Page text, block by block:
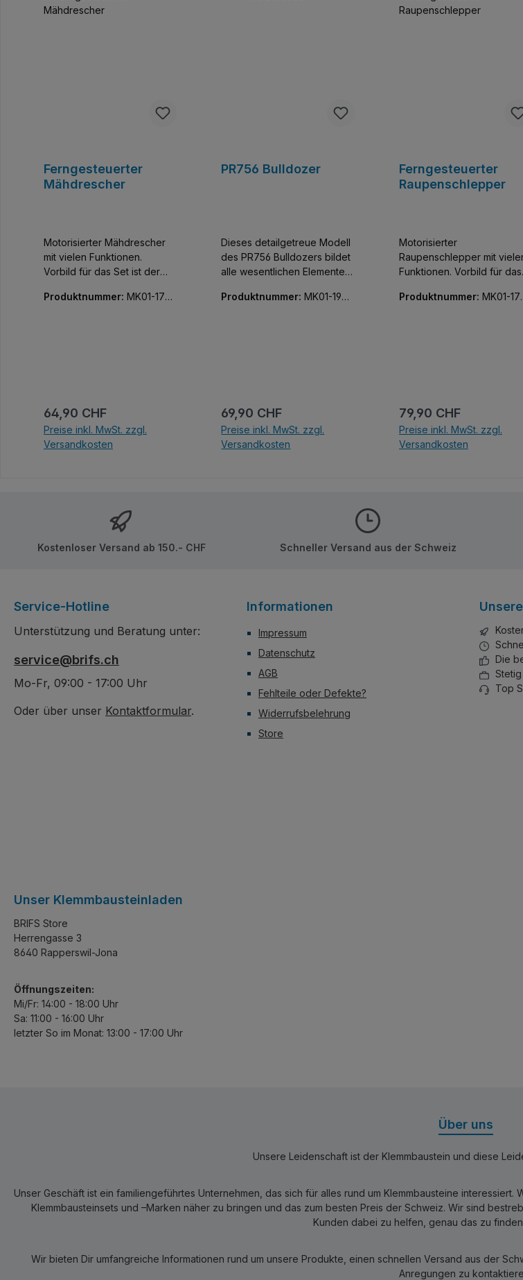
Ferngesteuerter
Mähdrescher
Motorisierter Mähdrescher
mit vielen Funktionen.
Vorbild für das Set ist der
Produktnummer: MK01-1701
Regulärer Preis:
64,90 CHF
Preise inkl. MwSt. zzgl.
Versandkosten
PR756 Bulldozer
Dieses detailgetreue Modell
des PR756 Bulldozers bildet
alle wesentlichen Elemente
Baufahrzeugs ab – von der
durch funktionale blaue
Pneumatikschläuche, die
dem gesamten Rahmen ein
Produktnummer:MK01-1901
Regulärer Preis:
69,90 CHF
Preise inkl. MwSt. zzgl.
Versandkosten
Ferngesteuerter
Raupenschlepper
Motorisierter
Raupenschlepper mit
Funktionen. Vorbild für das
Firma Claas.
Produktnummer: MK01-
Regulärer Preis:
79,90 CHF
Preise inkl. MwSt. zzgl.
Versandkosten
Kostenloser Versand ab 150.- CHF Schneller Versand aus der Schweiz
Service-Hotline
Unterstützung und Beratung unter:
service@brifs.ch
Mo-Fr, 09:00 - 17:00 Uhr
Oder über unser Kontaktformular.
Informationen
Impressum
Datenschutz
AGB
Fehlteile oder Defekte?
Widerrufsbelehrung
Store
Die
Top
Unser Klemmbausteinladen
BRIFS Store
Herrengasse 3
8640 Rapperswil-Jona
Öffnungszeiten:
Mi/Fr: 14:00 - 18:00 Uhr
Sa: 11:00 - 16:00 Uhr
letzter So im Monat: 13:00 - 17:00 Uhr
Über uns
Unsere Leidenschaft ist der Klemmbaustein und diese
Unser Geschäft ist ein familiengeführtes Unternehmen, das sich für alles rund um Klemmbausteine
Klemmbausteinsets und –Marken näher zu bringen und das zum besten Preis der Schweiz. Wir sind
Kunden dabei zu helfen, genau das zu
Wir bieten Dir umfangreiche Informationen rund um unsere Produkte, einen schnellen Versand aus der
Anregungen zu